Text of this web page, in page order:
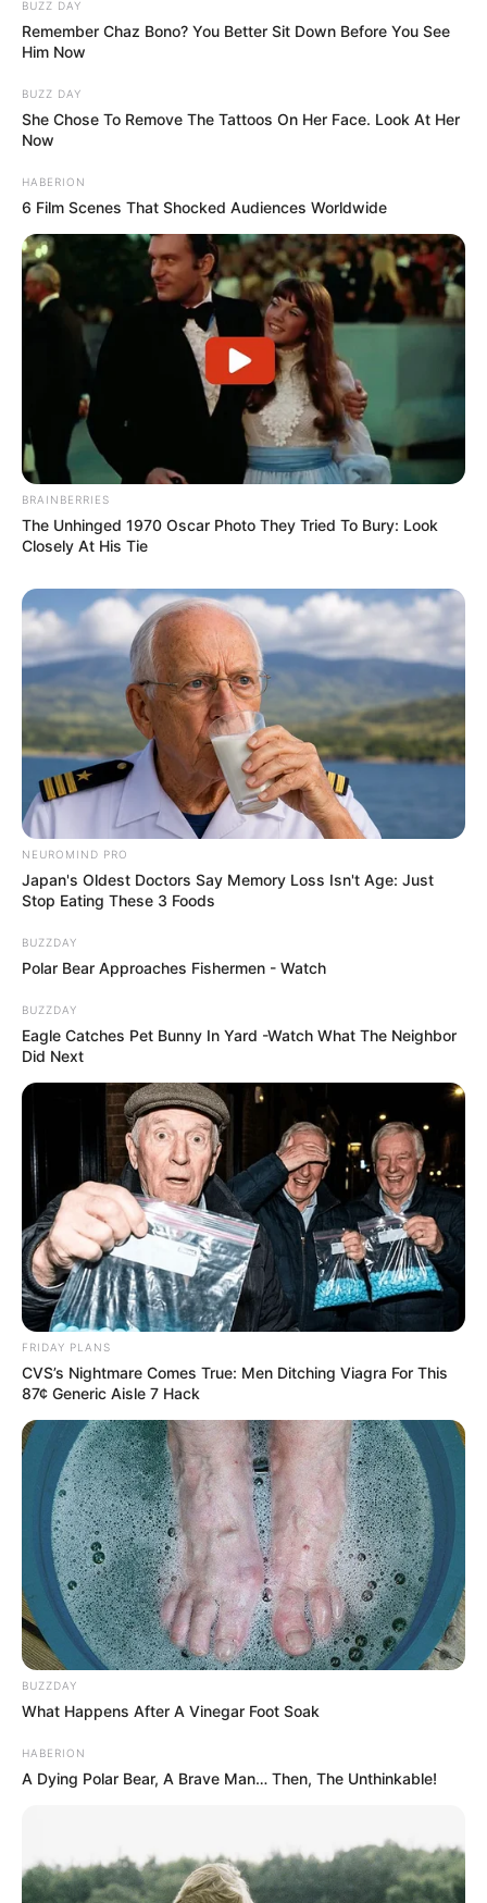
BUZZ DAY
Remember Chaz Bono? You Better Sit Down Before You See
Him Now
BUZZ DAY
She Chose To Remove The Tattoos On Her Face. Look At Her
Now
HABERION
6 Film Scenes That Shocked Audiences Worldwide
BRAINBERRIES
The Unhinged 1970 Oscar Photo They Tried To Bury: Look
Closely At His Tie
NEUROMIND PRO
Japan's Oldest Doctors Say Memory Loss Isn't Age: Just
Stop Eating These 3 Foods
BUZZDAY
Polar Bear Approaches Fishermen - Watch
BUZZDAY
Eagle Catches Pet Bunny In Yard -Watch What The Neighbor
Did Next
FRIDAY PLANS
CVS’s Nightmare Comes True: Men Ditching Viagra For This
87¢ Generic Aisle 7 Hack
BUZZDAY
What Happens After A Vinegar Foot Soak
HABERION
A Dying Polar Bear, A Brave Man… Then, The Unthinkable!